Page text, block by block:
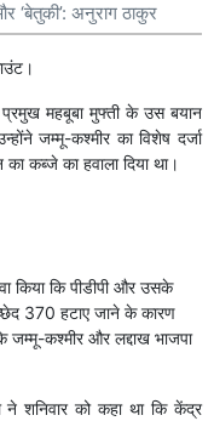
‘बेतुकी’: अनुराग ठाकुर
प्रमुख महबूबा मुफ्ती के उस बयान
जम्मू-कश्मीर का विशेष दर्जा
कब्जे का हवाला दिया था।
किया कि पीडीपी और उसके
370 हटाए जाने के कारण
कश्मीर और लद्दाख भाजपा
ने शनिवार को कहा था कि केंद्र